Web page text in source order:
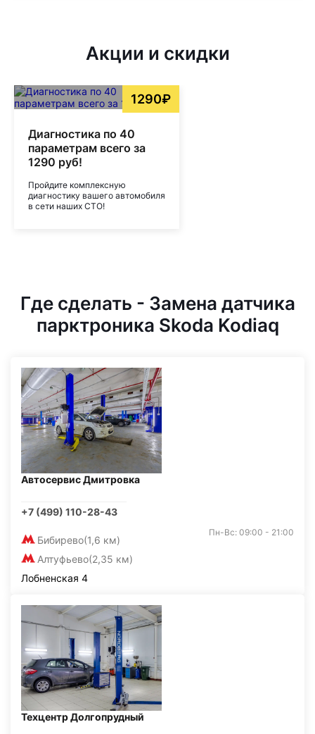
Акции и скидки
1290₽
Диагностика по 40
параметрам всего за
1290 руб!
Пройдите комплексную
диагностику вашего автомобиля
в сети наших СТО!
Где сделать - Замена датчика
парктроника Skoda Kodiaq
Автосервис Дмитровка
+7 (499) 110-28-43
Бибирево(1,6 км)
Алтуфьево(2,35 км)
Пн-Вс: 09:00 - 21:00
Лобненская 4
Техцентр Долгопрудный